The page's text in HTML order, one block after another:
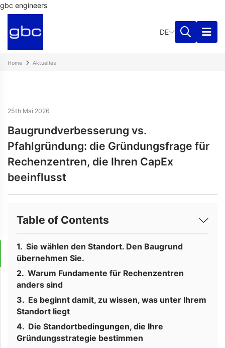
gbc engineers
DE
Home Aktuelles
25th Mai 2026
Baugrundverbesserung vs.
Pfahlgründung: die Gründungsfrage für
Rechenzentren, die Ihren CapEx
beeinflusst
Table of Contents
Sie wählen den Standort. Den Baugrund
übernehmen Sie.
Warum Fundamente für Rechenzentren
anders sind
Es beginnt damit, zu wissen, was unter Ihrem
Standort liegt
Die Standortbedingungen, die Ihre
Gründungsstrategie bestimmen